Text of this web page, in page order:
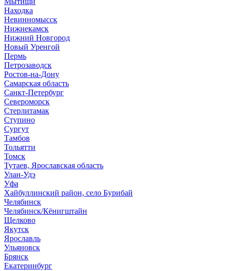
Находка
Невинномысск
Нижнекамск
Нижний Новгород
Новый Уренгой
Пермь
Петрозаводск
Ростов-на-Дону
Самарская область
Санкт-Петербург
Североморск
Стерлитамак
Ступино
Сургут
Тамбов
Тольятти
Томск
Тутаев, Ярославская область
Улан-Удэ
Уфа
Хайбуллинский район, село Бурибай
Челябинск
Челябинск/Кёнигштайн
Щелково
Якутск
Ярославль
Ульяновск
Брянск
Екатеринбург